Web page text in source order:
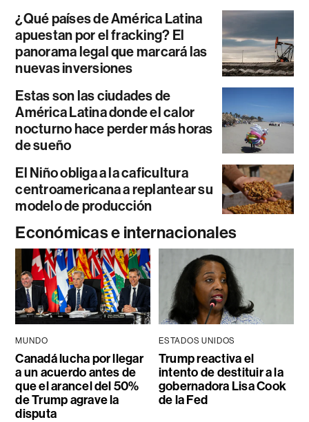
¿Qué países de América Latina
apuestan por el fracking? El
panorama legal que marcará las
nuevas inversiones
Estas son las ciudades de
América Latina donde el calor
nocturno hace perder más horas
de sueño
El Niño obliga a la caficultura
centroamericana a replantear su
modelo de producción
Económicas e internacionales
MUNDO
Canadá lucha por llegar
a un acuerdo antes de
que el arancel del 50%
de Trump agrave la
disputa
ESTADOS UNIDOS
Trump reactiva el
intento de destituir a la
gobernadora Lisa Cook
de la Fed